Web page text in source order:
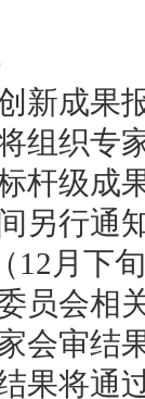
新成果
组织专
杆级成
另行通
12月下
员会相
会审结
果将通